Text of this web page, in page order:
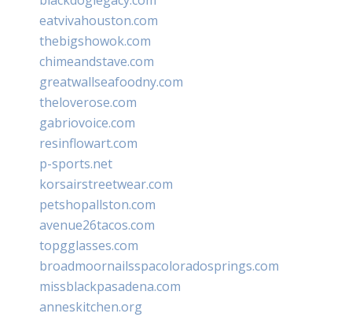
eatvivahouston.com
thebigshowok.com
chimeandstave.com
greatwallseafoodny.com
theloverose.com
gabriovoice.com
resinflowart.com
p-sports.net
korsairstreetwear.com
petshopallston.com
avenue26tacos.com
topgglasses.com
broadmoornailsspacoloradosprings.com
missblackpasadena.com
anneskitchen.org